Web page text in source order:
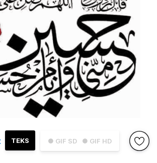
● GIF SD ● GIF HD
TEKS